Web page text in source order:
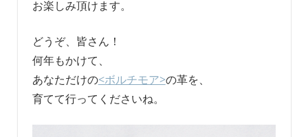
お楽しみ頂けます。
どうぞ、皆さん！
何年もかけて、
あなただけの<ボルチモア>の革を、
育てて行ってくださいね。